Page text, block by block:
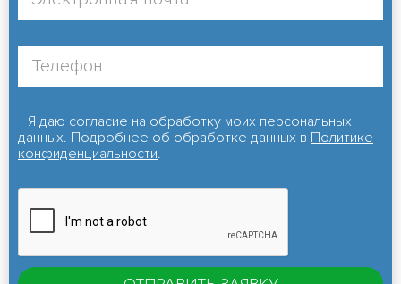
Я даю согласие на обработку моих персональных
данных. Подробнее об обработке данных в Политике
конфиденциальности.